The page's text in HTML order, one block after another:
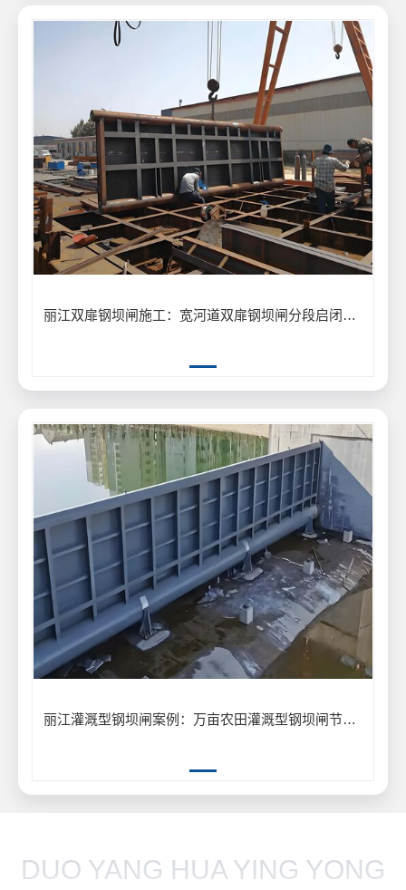
丽江双扉钢坝闸施工：宽河道双扉钢坝闸分段启闭防洪工程应用
丽江灌溉型钢坝闸案例：万亩农田灌溉型钢坝闸节水供水工程
DUO YANG HUA YING YONG